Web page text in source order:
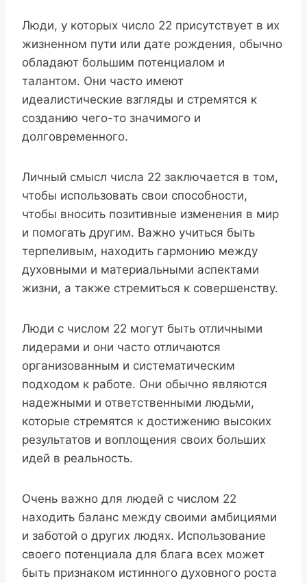
Люди, у которых число 22 присутствует в их
жизненном пути или дате рождения, обычно
обладают большим потенциалом и
талантом. Они часто имеют
идеалистические взгляды и стремятся к
созданию чего-то значимого и
долговременного.
Личный смысл числа 22 заключается в том,
чтобы использовать свои способности,
чтобы вносить позитивные изменения в мир
и помогать другим. Важно учиться быть
терпеливым, находить гармонию между
духовными и материальными аспектами
жизни, а также стремиться к совершенству.
Люди с числом 22 могут быть отличными
лидерами и они часто отличаются
организованным и систематическим
подходом к работе. Они обычно являются
надежными и ответственными людьми,
которые стремятся к достижению высоких
результатов и воплощения своих больших
идей в реальность.
Очень важно для людей с числом 22
находить баланс между своими амбициями
и заботой о других людях. Использование
своего потенциала для блага всех может
быть признаком истинного духовного роста